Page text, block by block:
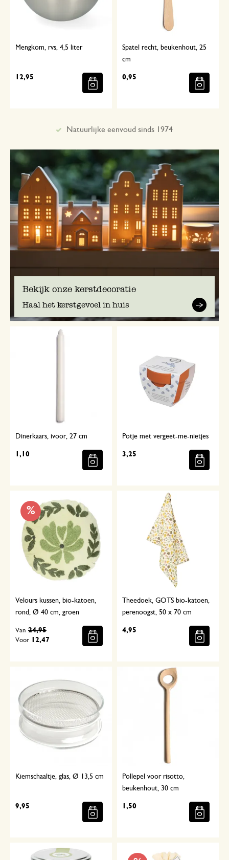
Mengkom, rvs, 4,5 liter
12,95
Spatel recht, beukenhout, 25
cm
0,95
Dinerkaars, ivoor, 27 cm
1,10
Potje met vergeet-me-nietjes
3,25
%
Velours kussen, bio-katoen,
rond, Ø 40 cm, groen
Voor 12,47
Van 24,95
Theedoek, GOTS bio-katoen,
perenoogst, 50 x 70 cm
4,95
Kiemschaaltje, glas, Ø 13,5 cm
9,95
Pollepel voor risotto,
beukenhout, 30 cm
1,50
Met aandacht geselecteerd
Bekijk onze kerstdecoratie
Haal het kerstgevoel in huis